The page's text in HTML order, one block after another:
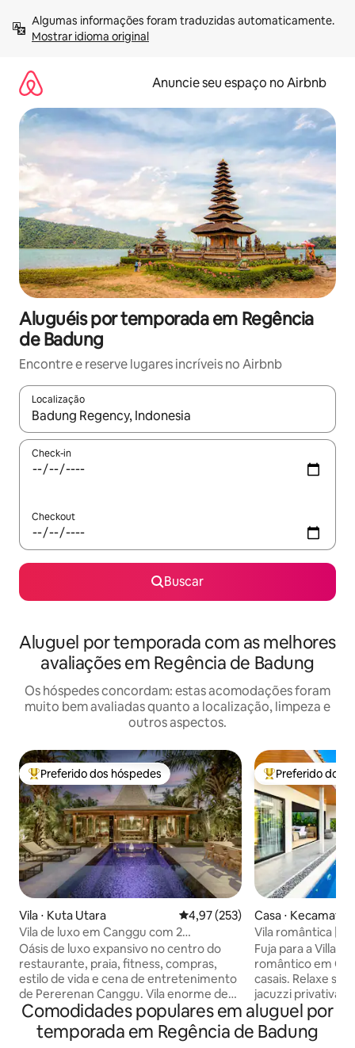
para
Mostrar idioma original
Anuncie seu espaço no Airbnb
Aluguéis por temporada em Regência
de Badung
Encontre e reserve lugares incríveis no Airbnb
Localização
Quando os resultados estiverem disponíveis, explore-os
Check-in
Checkout
Buscar
Aluguel por temporada com as melhores
avaliações em Regência de Badung
Os hóspedes concordam: estas acomodações foram
muito bem avaliadas quanto a localização, limpeza e
outros aspectos.
Entre os melhores preferidos dos hóspedes
Preferido dos hóspedes
Vila ⋅ Kuta Utara 4,97 de uma avaliação média de
4,97 (253)
Vila de luxo em Canggu com 2
caminhadas na praia e entretenimento
Oásis de luxo expansivo no centro do
restaurante, praia, fitness, compras,
estilo de vida e cena de entretenimento
de Pererenan Canggu. Vila enorme de
900 m ² com boa piscina. Caminhada
fácil até as ruas principais. Café da
manhã e limpeza 5 dias/semana. Enorme
Entre os
Preferido dos
Casa ⋅
Vila romântica |
Fuja para a Villa
romântico em
casais. Relaxe
jacuzzi privativa
interiores
texturas naturais
quartos, 2
Comodidades populares em aluguel por
temporada em Regência de Badung